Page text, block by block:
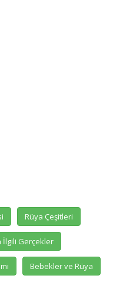
Rüya Çeşitleri
İlgili Gerçekler
Bebekler ve Rüya